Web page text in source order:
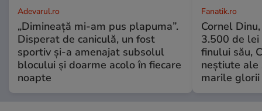
Adevarul.ro
„Dimineață mi-am pus plapuma”.
Disperat de caniculă, un fost
sportiv și-a amenajat subsolul
blocului și doarme acolo în fiecare
noapte
Fanatik.ro
Cornel
3.500 de lei
finului său,
neștiute
marile